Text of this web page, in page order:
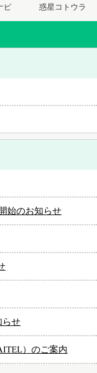
ビ 惑星コトウラ
始のお知らせ
らせ
）のご案内